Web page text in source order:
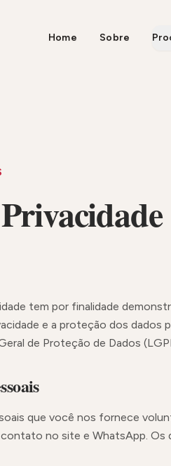
Home Sobre
tem por finalidade
e a proteção dos dados
de Proteção de Dados
que você nos fornece
no site e WhatsApp. Os